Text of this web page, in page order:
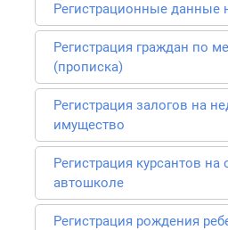
Регистрационные данные
Регистрация граждан по
(прописка)
Регистрация залогов на
имущество
Регистрация курсантов на
автошколе
Регистрация рождения